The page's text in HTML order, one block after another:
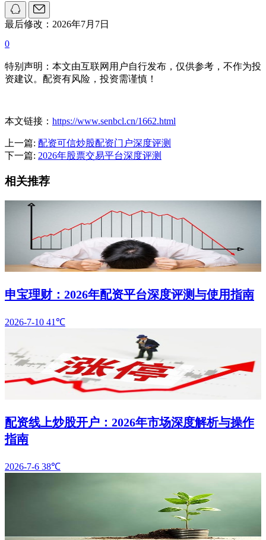
最后修改：2026年7月7日
0
特别声明：本文由互联网用户自行发布，仅供参考，不作为投
资建议。配资有风险，投资需谨慎！
本文链接： https://www.senbcl.cn/1662.html
上一篇: 配资可信炒股配资门户深度评测
下一篇: 2026年股票交易平台深度评测
相关推荐
申宝理财：2026年配资平台深度评测与使用指南
2026-7-10 41℃
配资线上炒股开户：2026年市场深度解析与操作
指南
2026-7-6 38℃